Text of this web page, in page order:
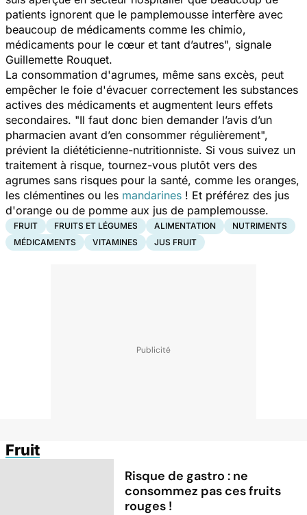
patients ignorent que le pamplemousse interfère avec
beaucoup de médicaments comme les chimio,
médicaments pour le cœur et tant d’autres", signale
Guillemette Rouquet.
La consommation d'agrumes, même sans excès, peut
empêcher le foie d'évacuer correctement les substances
actives des médicaments et augmentent leurs effets
secondaires. "Il faut donc bien demander l’avis d’un
pharmacien avant d’en consommer régulièrement",
prévient la diététicienne-nutritionniste. Si vous suivez un
traitement à risque, tournez-vous plutôt vers des
agrumes sans risques pour la santé, comme les oranges,
les clémentines ou les mandarines ! Et préférez des jus
d'orange ou de pomme aux jus de pamplemousse.
FRUIT FRUITS ET LÉGUMES ALIMENTATION
NUTRIMENTS
MÉDICAMENTS
VITAMINES JUS FRUIT
Fruit
Risque de gastro : ne
consommez pas ces fruits
rouges !